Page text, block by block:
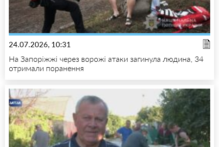
24.07.2026, 10:31
На Запоріжжі через ворожі атаки загинула людина, 34
отримали поранення